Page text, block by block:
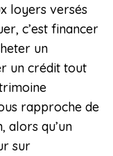
loyers versés
c’est financer
un
un crédit tout
rapproche de
alors qu’un
sur